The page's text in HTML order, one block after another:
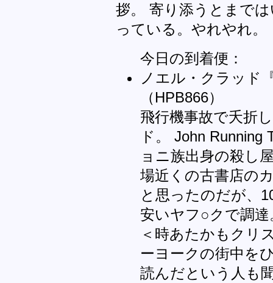
拶。 寄り添うとまで
っている。やれやれ。
今日の到着便：
ノエル・クラッド
（HPB866）
飛行機事故で夭折
ド。 John Running
ョニ族出身の殺し
場近くの古書店の
と思ったのだが、
安いヤフ○クで調達
＜時あたかもクリ
ーヨークの街中を
読んだという人も